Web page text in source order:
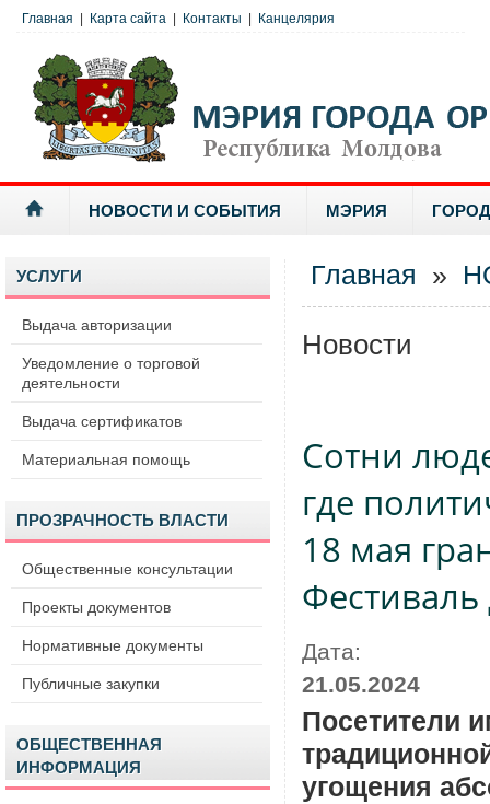
Главная Карта сайта Контакты Канцелярия
НОВОСТИ И СОБЫТИЯ МЭРИЯ
УСЛУГИ
Выдача авторизации
Уведомление о торговой
деятельности
Выдача сертификатов
Материальная помощь
ПРОЗРАЧНОСТЬ ВЛАСТИ
Общественные консультации
Проекты документов
Нормативные документы
Публичные закупки
ОБЩЕСТВЕННАЯ
ИНФОРМАЦИЯ
Главная »
Новости
Сотни
где
18 мая
Дата:
21.05.2024
Посетители
угощения